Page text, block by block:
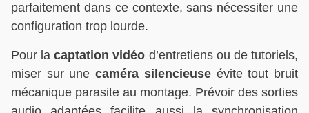
parfaitement dans ce contexte, sans nécessiter une
configuration trop lourde.
Pour lacaptation vidéo d’entretiens ou de tutoriels,
miser sur unecaméra silencieuseévite tout bruit
mécanique parasite au montage. Prévoir des sorties